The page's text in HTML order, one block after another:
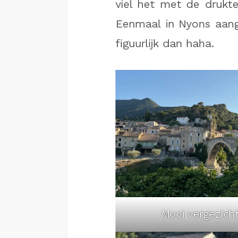
viel het met de
Eenmaal in Nyons
figuurlijk dan haha.
Mooi